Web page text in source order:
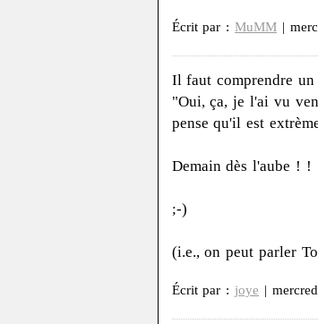
Écrit par :MuMM |
Il faut comprendre
"Oui, ça, je l'ai vu
pense qu'il est
Demain dès l'aube ! !
;-)
(i.e., on peut parler
Écrit par : joye |